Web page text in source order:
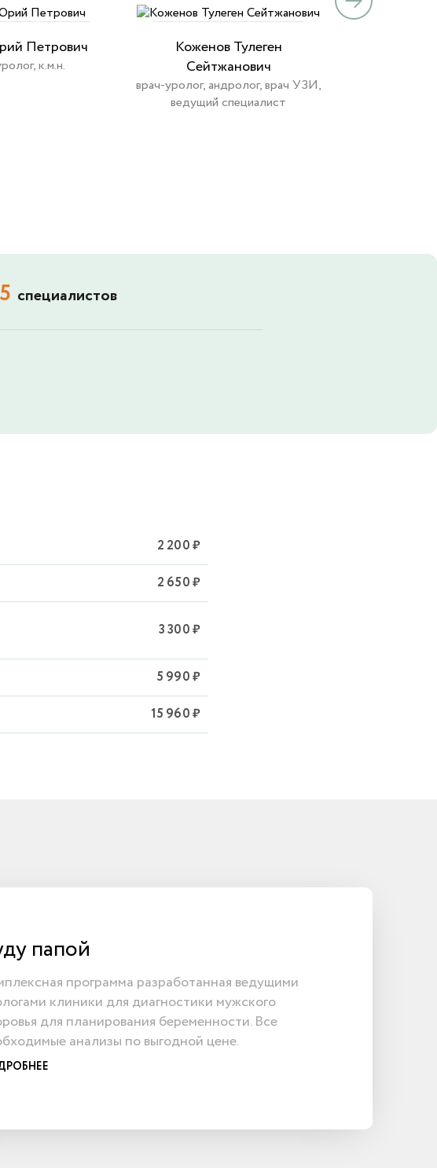
Петрович
к.м.н.
Коженов Тулеген
Сейтжанович
врач-уролог, андролог, врач УЗИ,
ведущий специалист
5 специалистов
2 200 ₽
2 650 ₽
3 300 ₽
5 990 ₽
15 960 ₽
папой
программа разработанная ведущими
клиники для диагностики мужского
для планирования беременности. Все
анализы по выгодной цене.